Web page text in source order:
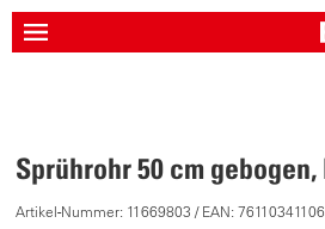
Sprührohr 50 cm
Artikel-Nummer: 11669803 / EAN: